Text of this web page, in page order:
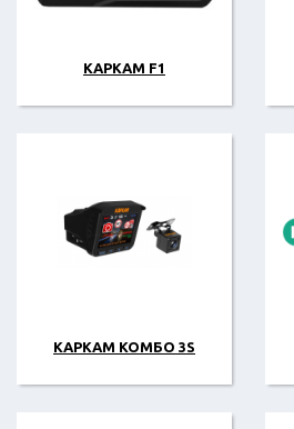
КАРКАМ F1
КАРКАМ КОМБО 3S